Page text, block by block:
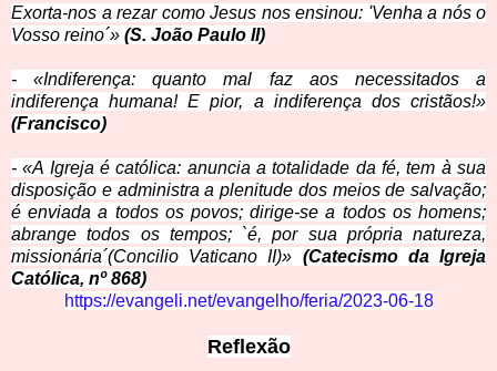
Exorta-nos a rezar como Jesus nos ensinou: 'Venha a nós o
Vosso reino´» (S. João Paulo II)
- «Indiferença: quanto mal faz aos necessitados a
indiferença humana! E pior, a indiferença dos cristãos!»
(Francisco)
- «A Igreja é católica: anuncia a totalidade da fé, tem à sua
disposição e administra a plenitude dos meios de salvação;
é enviada a todos os povos; dirige-se a todos os homens;
abrange todos os tempos; `é, por sua própria natureza,
missionária´(Concilio Vaticano II)» (Catecismo da Igreja
Católica, nº 868)
https://evangeli.net/evangelho/feria/2023-06-18
Reflexão